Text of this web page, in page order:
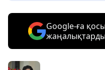
Google-ға